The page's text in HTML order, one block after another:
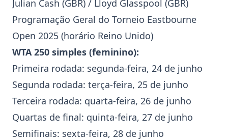
Julian Cash (GBR) / Lloyd Glasspool (GBR)
Programação Geral do Torneio Eastbourne
Open 2025 (horário Reino Unido)
WTA 250 simples (feminino):
Primeira rodada: segunda-feira, 24 de junho
Segunda rodada: terça-feira, 25 de junho
Terceira rodada: quarta-feira, 26 de junho
Quartas de final: quinta-feira, 27 de junho
Semifinais: sexta-feira, 28 de junho